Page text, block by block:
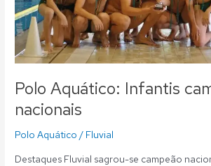
Polo Aquático: Infantis
nacionais
Polo Aquático / Fluvial
Destaques Fluvial sagrou-se campeão